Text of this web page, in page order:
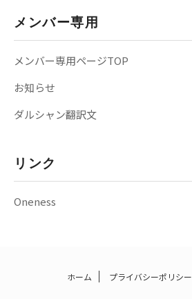
メンバー専用
メンバー専用ページTOP
お知らせ
ダルシャン翻訳文
リンク
Oneness
ホーム プライバシーポリシー